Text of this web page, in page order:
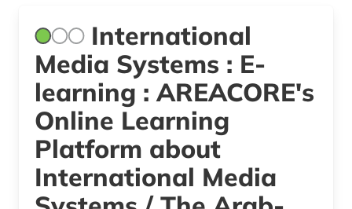
International
Media Systems : E-
learning : AREACORE's
Online Learning
Platform about
International Media